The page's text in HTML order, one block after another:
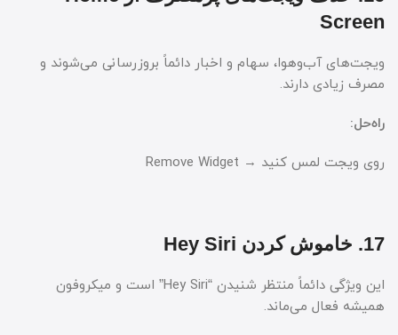
Screen
ویجت‌های آب‌وهوا، سهام و اخبار دائماً بروزرسانی می‌شوند و
مصرف زیادی دارند.
راه‌حل:
روی ویجت لمس کنید → Remove Widget
17. خاموش کردن Hey Siri
این ویژگی دائماً منتظر شنیدن “Hey Siri” است و میکروفون
همیشه فعال می‌ماند.